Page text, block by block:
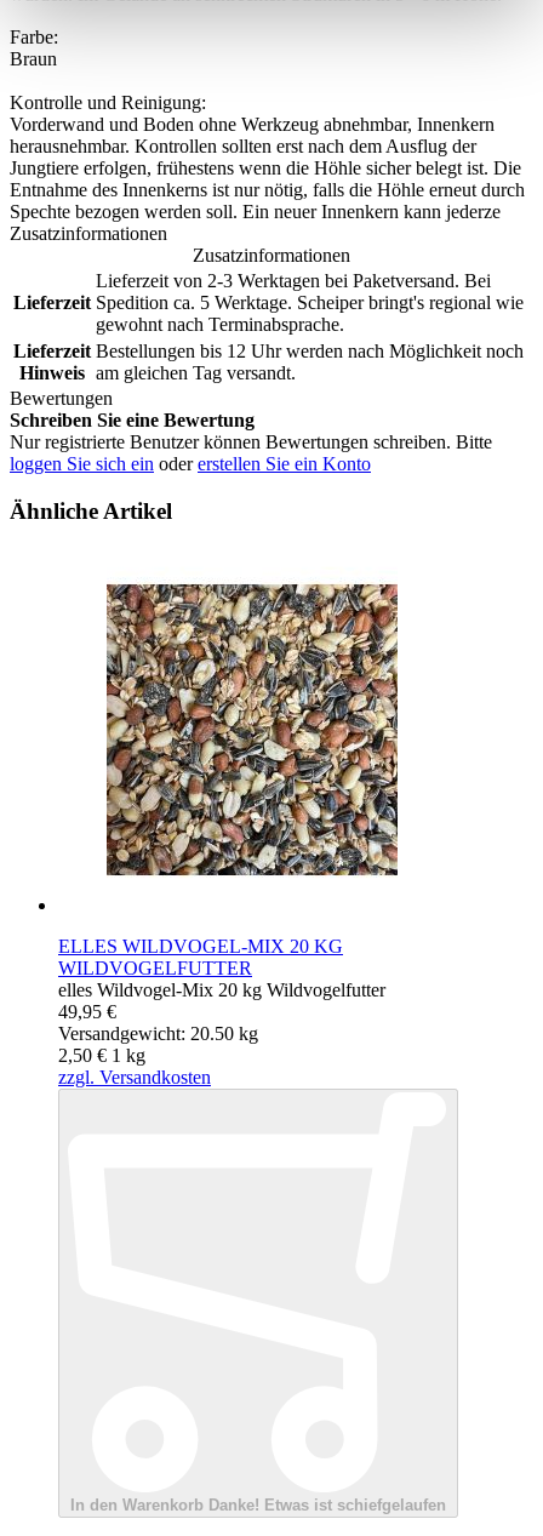
Farbe:
Braun
Kontrolle und Reinigung:
Vorderwand und Boden ohne Werkzeug abnehmbar, Innenkern
herausnehmbar. Kontrollen sollten erst nach dem Ausflug der
Jungtiere erfolgen, frühestens wenn die Höhle sicher belegt ist. Die
Entnahme des Innenkerns ist nur nötig, falls die Höhle erneut durch
Spechte bezogen werden soll. Ein neuer Innenkern kann jederze
Zusatzinformationen
Zusatzinformationen
Lieferzeit
Lieferzeit von 2-3 Werktagen bei Paketversand. Bei
Spedition ca. 5 Werktage. Scheiper bringt's regional wie
gewohnt nach Terminabsprache.
Lieferzeit
Hinweis
Bestellungen bis 12 Uhr werden nach Möglichkeit noch
am gleichen Tag versandt.
Bewertungen
Schreiben Sie eine Bewertung
Nur registrierte Benutzer können Bewertungen schreiben. Bitte
loggen Sie sich ein odererstellen Sie ein Konto
Ähnliche Artikel
ELLES WILDVOGEL-MIX 20 KG
WILDVOGELFUTTER
elles Wildvogel-Mix 20 kg Wildvogelfutter
49,95 €
Versandgewicht: 20.50 kg
2,50 € 1 kg
zzgl. Versandkosten
In den Warenkorb Danke! Etwas ist schiefgelaufen